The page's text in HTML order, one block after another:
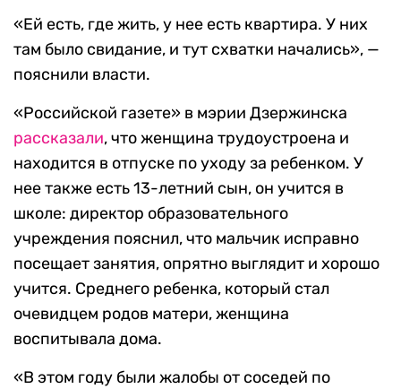
«Ей есть, где жить, у нее есть квартира. У них
там было свидание, и тут схватки начались», —
пояснили власти.
«Российской газете» в мэрии Дзержинска
рассказали, что женщина трудоустроена и
находится в отпуске по уходу за ребенком. У
нее также есть 13-летний сын, он учится в
школе: директор образовательного
учреждения пояснил, что мальчик исправно
посещает занятия, опрятно выглядит и хорошо
учится. Среднего ребенка, который стал
очевидцем родов матери, женщина
воспитывала дома.
«В этом году были жалобы от соседей по